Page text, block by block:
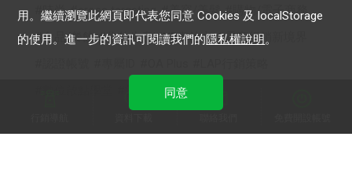
時尚
cross targeting 美容/美髮
購物/電子商務
食品/餐飲
你的生意LINE來放大
電商行銷新境界
2022 影音贏銷
用。繼續瀏覽此網頁即代表您同意 Cookies 及 localStorage
的使用。進一步的資訊可閱讀我們的隱私權說明。
同意